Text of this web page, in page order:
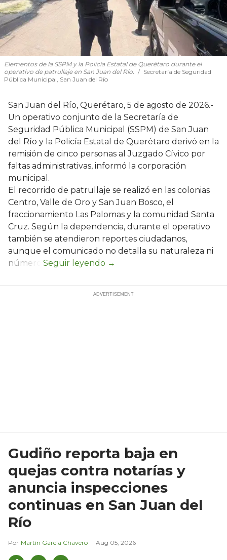
Elementos de la SSPM y la Policía Estatal de Querétaro durante el
operativo de patrullaje en San Juan del Río.
Secretaría de Seguridad
Pública Municipal, San Juan del Río
San Juan del Río, Querétaro, 5 de agosto de 2026.-
Un operativo conjunto de la Secretaría de
Seguridad Pública Municipal (SSPM) de San Juan
del Río y la Policía Estatal de Querétaro derivó en la
remisión de cinco personas al Juzgado Cívico por
faltas administrativas, informó la corporación
municipal.
El recorrido de patrullaje se realizó en las colonias
Centro, Valle de Oro y San Juan Bosco, el
fraccionamiento Las Palomas y la comunidad Santa
Cruz. Según la dependencia, durante el operativo
también se atendieron reportes ciudadanos,
aunque el comunicado no detalla su naturaleza ni
número.
Gudiño reporta baja en
quejas contra notarías y
anuncia inspecciones
continuas en San Juan del
Río
Martín García Chavero Aug 05, 2026